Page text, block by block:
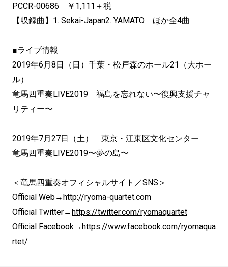
PCCR-00686 ￥1,111＋税
【収録曲】1. Sekai-Japan2. YAMATO ほか全4曲
■ライブ情報
2019年6月8日（日）千葉・松戸森のホール21（大ホー
ル）
竜馬四重奏LIVE2019 福島を忘れない〜復興支援チャ
リティー〜
2019年7月27日（土） 東京・江東区文化センター
竜馬四重奏LIVE2019〜夢の島〜
＜竜馬四重奏オフィシャルサイト／SNS＞
Official Web→http://ryoma-quartet.com
Official Twitter→https://twitter.com/ryomaquartet
Official Facebook→https://www.facebook.com/ryomaqua
rtet/